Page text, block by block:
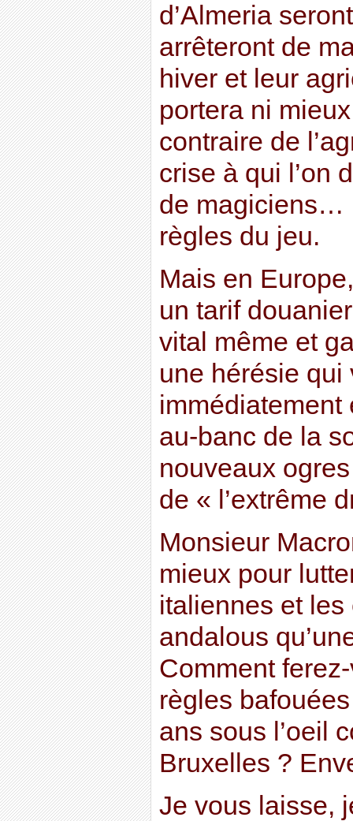
d’Almeria
arrêteront de
hiver et leur
portera ni
contraire de
crise à qui l’on
de magiciens…
règles du jeu.
Mais en
un tarif
vital même et
une hérésie qui
immédiatement
au-banc de la
nouveaux
de « l’extrême
Monsieur
mieux pour
italiennes et
andalous
Comment
règles
ans sous l’oeil
Bruxelles ?
Je vous laisse,